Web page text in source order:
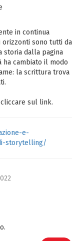
in continua
sono tutti da
storia dalla pagina
cambiato il modo
la scrittura trova
sul link.
e-
storytelling/